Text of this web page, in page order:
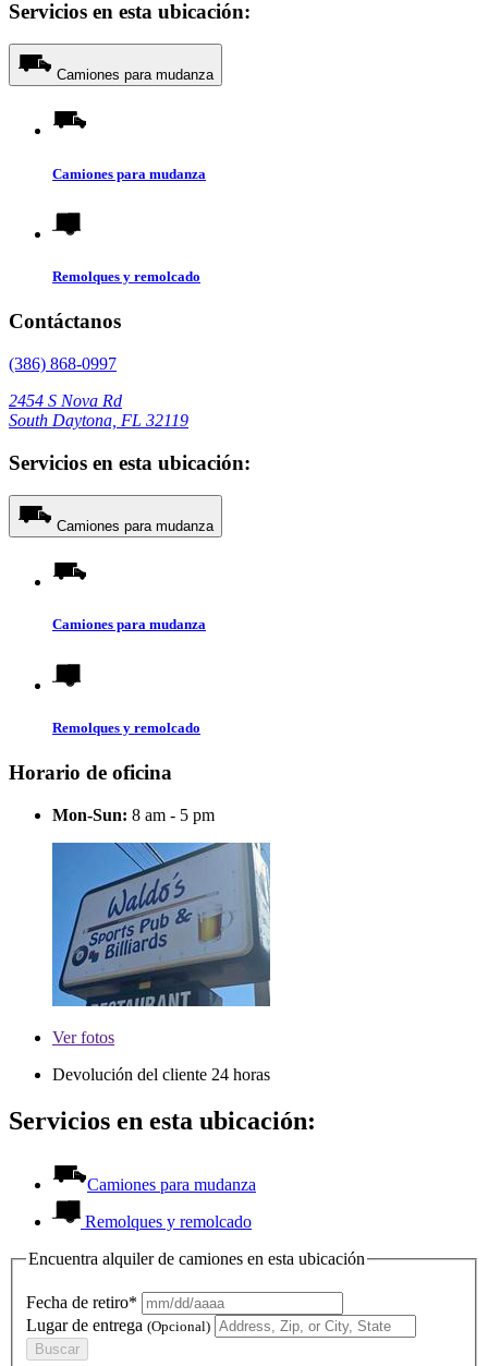
Servicios en esta ubicación:
Camiones para mudanza
Camiones para mudanza
Remolques y remolcado
Contáctanos
(386) 868-0997
2454 S Nova Rd
South Daytona, FL 32119
Servicios en esta ubicación:
Camiones para mudanza
Camiones para mudanza
Remolques y remolcado
Horario de oficina
Mon-Sun: 8 am - 5 pm
Verfotos
Devolución del cliente 24 horas
Servicios en esta ubicación:
Camiones para mudanza
Remolques y remolcado
Encuentra alquiler de camiones en esta ubicación
Fecha de retiro*
Lugar de entrega (Opcional)
Buscar